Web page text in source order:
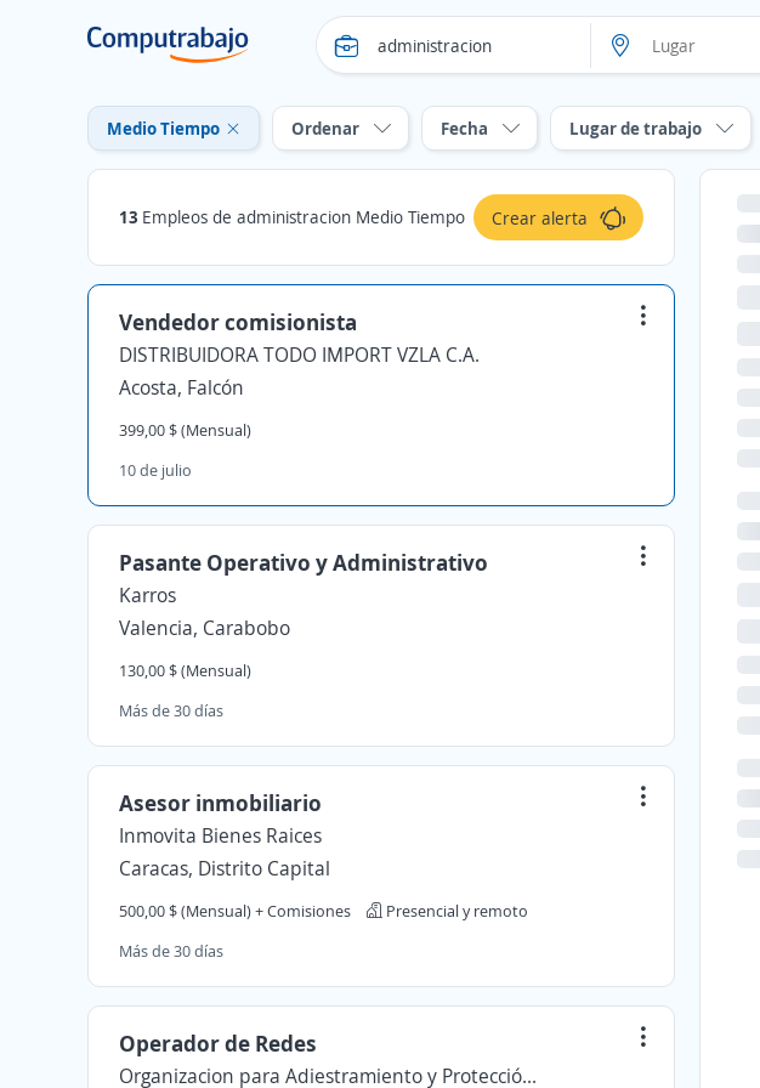
Medio Tiempo Ordenar Fecha Lugar de trabajo
13 Empleos de administracion Medio Tiempo Crear alerta
Vendedor comisionista
DISTRIBUIDORA TODO IMPORT VZLA C.A.
Acosta, Falcón
399,00 $ (Mensual)
10 de julio
Pasante Operativo y Administrativo
Karros
Valencia, Carabobo
130,00 $ (Mensual)
Más de 30 días
Asesor inmobiliario
Inmovita Bienes Raices
Caracas, Distrito Capital
500,00 $ (Mensual) + Comisiones
Presencial y remoto
Más de 30 días
Operador de Redes
Organizacion para Adiestramiento y Protección Integral VIP CA